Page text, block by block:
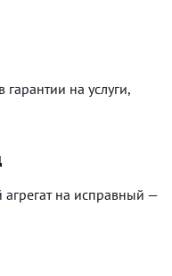
на услуги,
на исправный —